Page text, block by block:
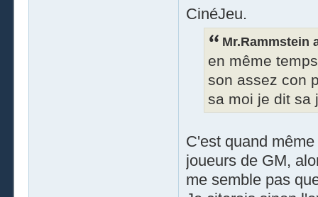
CinéJeu.
Mr.Rammstein
en même
son assez con
sa moi je dit sa
C'est quand
joueurs de GM,
me semble pas